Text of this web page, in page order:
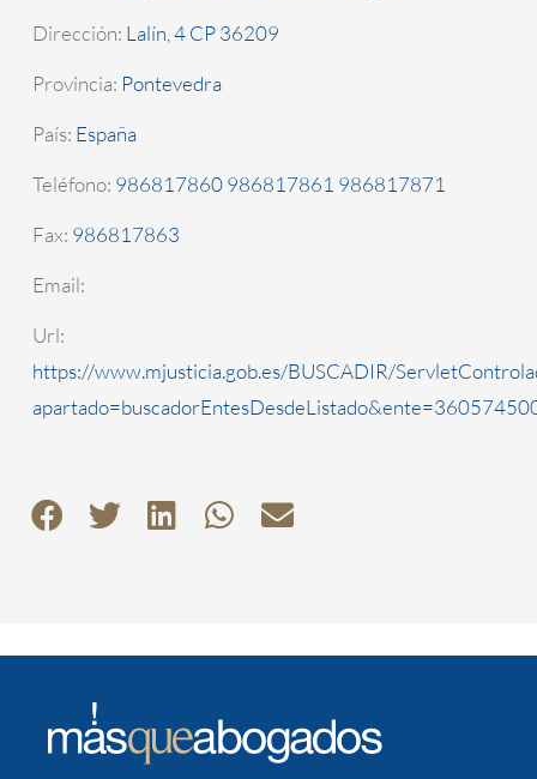
Dirección: Lalín, 4 CP 36209
Provincia: Pontevedra
País: España
Teléfono: 986817860 986817861 986817871
Fax: 986817863
Email:
Url:
https://www.mjusticia.gob.es/BUSCADIR/